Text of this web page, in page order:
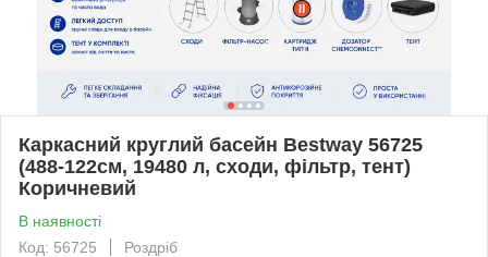
Каркасний круглий басейн Bestway 56725
(488-122см, 19480 л, сходи, фільтр, тент)
Коричневий
В наявності
Код: 56725
Роздріб